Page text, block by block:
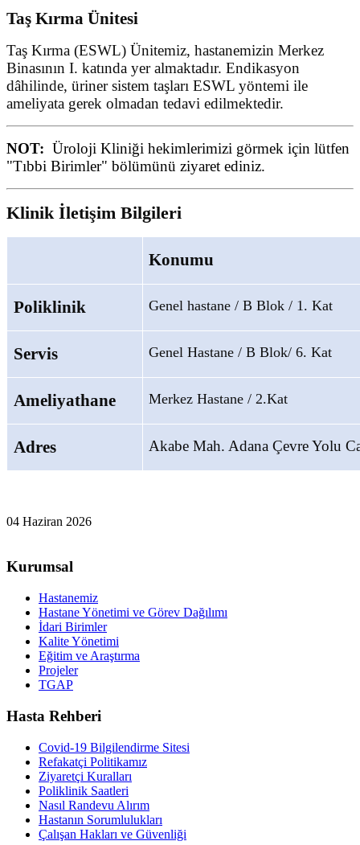
Taş Kırma Ünitesi
Taş Kırma (ESWL) Ünitemiz, hastanemizin Merkez
Binasının I. katında yer almaktadır. Endikasyon
dâhilinde, üriner sistem taşları ESWL yöntemi ile
ameliyata gerek olmadan tedavi edilmektedir.
NOT: Üroloji Kliniği hekimlerimizi görmek için lütfen
"Tıbbi Birimler" bölümünü ziyaret ediniz.
Klinik İletişim Bilgileri
Konumu
Poliklinik Genel hastane / B Blok / 1. Kat
Servis Genel Hastane / B Blok/ 6. Kat
Ameliyathane Merkez Hastane / 2.Kat
Adres Akabe Mah. Adana Çevre Yolu
04 Haziran 2026
Kurumsal
Hastanemiz
Hastane Yönetimi ve Görev Dağılımı
İdari Birimler
Kalite Yönetimi
Eğitim ve Araştırma
Projeler
TGAP
Hasta Rehberi
Covid-19 Bilgilendirme Sitesi
Refakatçi Politikamız
Ziyaretçi Kuralları
Poliklinik Saatleri
Nasıl Randevu Alırım
Hastanın Sorumlulukları
Çalışan Hakları ve Güvenliği